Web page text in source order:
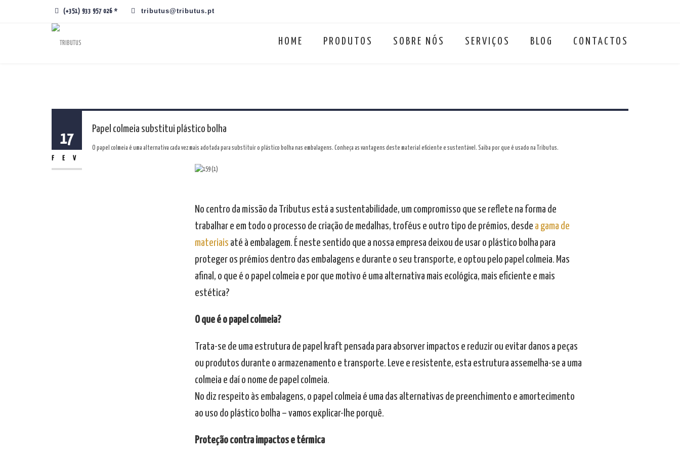
(+351) 933 957 026 * tributus@tributus.pt
HOME PRODUTOS SOBRE NÓS SERVIÇOS BLOG CONTACTOS
17
FEV
Papel colmeia substitui plástico bolha
O papel colmeia é uma alternativa cada vez mais adotada para substituir o plástico bolha nas embalagens. Conheça as vantagens deste material eficiente e sustentável. Saiba por que é usado na Tributus.
No centro da missão da Tributus está a sustentabilidade, um compromisso que se reflete na forma de
trabalhar e em todo o processo de criação de medalhas, troféus e outro tipo de prémios, desde a gama de
materiais até à embalagem. É neste sentido que a nossa empresa deixou de usar o plástico bolha para
proteger os prémios dentro das embalagens e durante o seu transporte, e optou pelo papel colmeia. Mas
afinal, o que é o papel colmeia e por que motivo é uma alternativa mais ecológica, mais eficiente e mais
estética?
O que é o papel colmeia?
Trata-se de uma estrutura de papel kraft pensada para absorver impactos e reduzir ou evitar danos a peças
ou produtos durante o armazenamento e transporte. Leve e resistente, esta estrutura assemelha-se a uma
colmeia e daí o nome de papel colmeia.
No diz respeito às embalagens, o papel colmeia é uma das alternativas de preenchimento e amortecimento
ao uso do plástico bolha – vamos explicar-lhe porquê.
Proteção contra impactos e térmica